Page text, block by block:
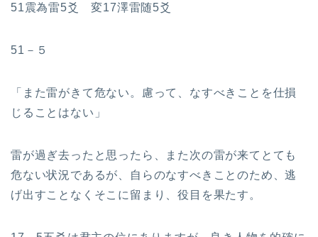
51震為雷5爻 変17澤雷随5爻
51－５
「また雷がきて危ない。慮って、なすべきことを仕損
じることはない」
雷が過ぎ去ったと思ったら、また次の雷が来てとても
危ない状況であるが、自らのなすべきことのため、逃
げ出すことなくそこに留まり、役目を果たす。